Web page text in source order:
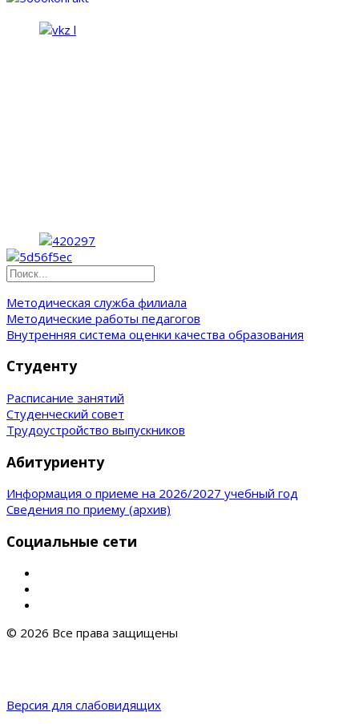
Методическая служба филиала
Методические работы педагогов
Внутренняя система оценки качества образования
Студенту
Расписание занятий
Студенческий совет
Трудоустройство выпускников
Абитуриенту
Информация о приеме на 2026/2027 учебный год
Сведения по приему (архив)
Социальные сети
© 2026 Все права защищены
Версия для слабовидящих